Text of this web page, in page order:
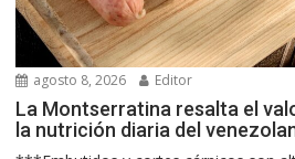
agosto 8, 2026 Editor
La Montserratina resalta el
la nutrición diaria del